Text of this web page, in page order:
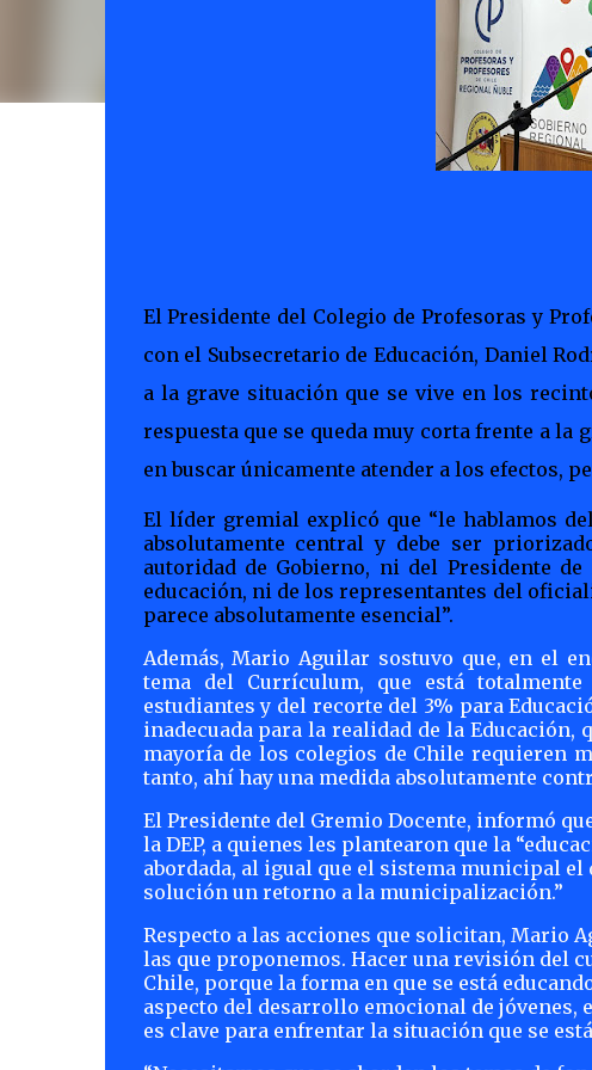
El Presidente del Colegio de Profesoras y
con el Subsecretario de Educación, Daniel
a la grave situación que se vive en los
respuesta que se queda muy corta frente a la
en buscar únicamente atender a los efectos,
El líder gremial explicó que “le hablamos
absolutamente central y debe ser
autoridad de Gobierno, ni del Presidente
educación, ni de los representantes del
parece absolutamente esencial”.
Además, Mario Aguilar sostuvo que, en el
tema del Currículum, que está
estudiantes y del recorte del 3% para
inadecuada para la realidad de la
mayoría de los colegios de Chile requieren
tanto, ahí hay una medida absolutamente
El Presidente del Gremio Docente, informó
la DEP, a quienes les plantearon que la
abordada, al igual que el sistema municipal el
solución un retorno a la municipalización.”
Respecto a las acciones que solicitan, Mario
las que proponemos. Hacer una revisión del
Chile, porque la forma en que se está
aspecto del desarrollo emocional de
es clave para enfrentar la situación que se